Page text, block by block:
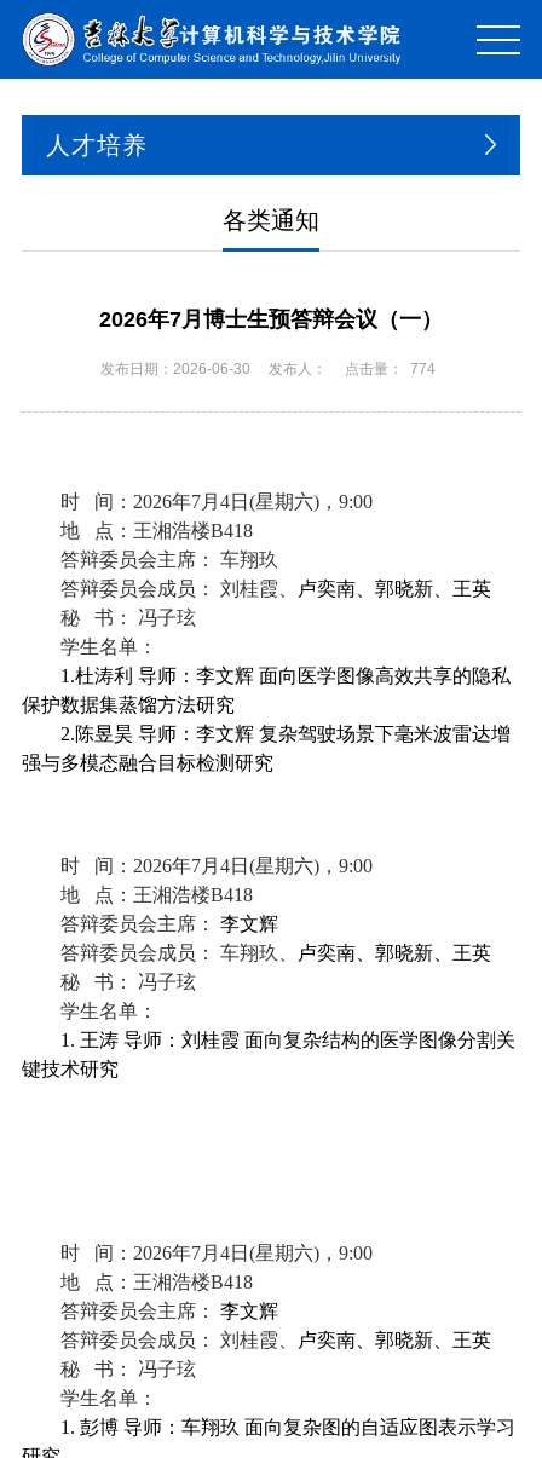
人才培养
各类通知
2026年7月博士生预答辩会议（一）
发布日期：2026-06-30 发布人： 点击量： 774
时 间： 2026年7月 4日 (星期六) ， 9:00
地
点： 王湘浩楼B418
答辩委员会主席 ：
车翔玖
答辩委员会成员：
刘桂霞、
卢奕南、郭晓新、王英
秘
书：
冯子玹
学生名单：
1.杜涛利 导师：李文辉 面向医学图像高效共享的隐私
保护数据集蒸馏方法研究
2.陈昱昊 导师：李文辉 复杂驾驶场景下毫米波雷达增
强与多模态融合目标检测研究
时 间： 2026年7月 4日 (星期六) ， 9:00
地
点： 王湘浩楼B418
答辩委员会主席 ：
李文辉
答辩委员会成员：
车翔玖、
卢奕南、郭晓新、王英
秘
书：
冯子玹
学生名单：
1. 王涛 导师： 刘桂霞 面向复杂结构的医学图像分割关
键技术研究
时 间： 2026年7月 4日 (星期六) ， 9:00
地
点： 王湘浩楼B418
答辩委员会主席 ：
李文辉
答辩委员会成员：
刘桂霞、
卢奕南、郭晓新、王英
秘
书：
冯子玹
学生名单：
1. 彭博 导师：车翔玖 面向复杂图的自适应图表示学习